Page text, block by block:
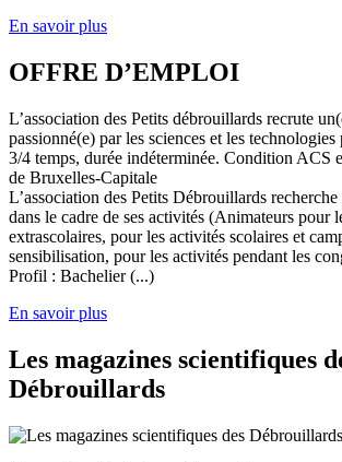
En savoir plus
OFFRE D’EMPLOI
L’association des Petits débrouillards recrute
passionné(e) par les sciences et les
3/4 temps, durée indéterminée. Condition ACS
de Bruxelles-Capitale
L’association des Petits Débrouillards
dans le cadre de ses activités (Animateurs pour
extrascolaires, pour les activités scolaires et
sensibilisation, pour les activités pendant les
Profil : Bachelier (...)
En savoir plus
Les magazines scientifiques
Débrouillards